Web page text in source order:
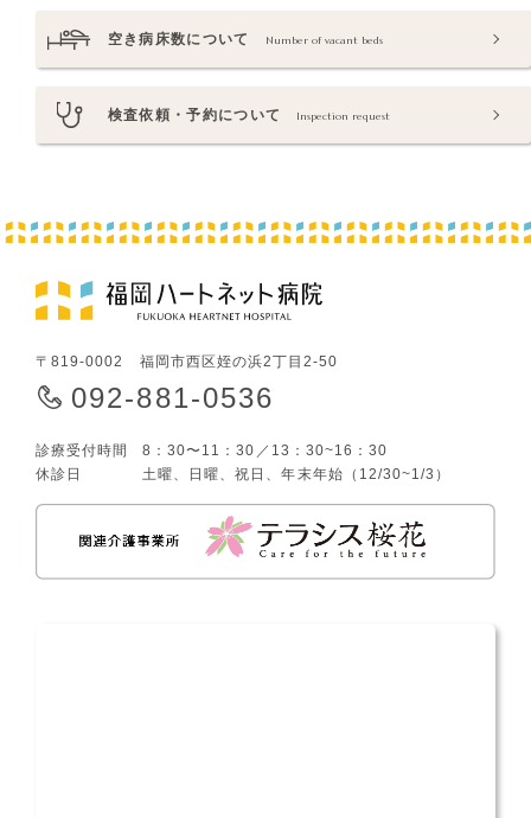
空き病床数について Number of vacant beds
検査依頼・予約について Inspection request
〒819-0002 福岡市西区姪の浜2丁目2-50
092-881-0536
診療受付時間
8：30〜11：30／13：30~16：30
休診日
土曜、日曜、祝日、年末年始（12/30~1/3）